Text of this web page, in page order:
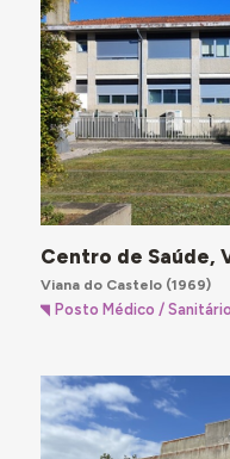
Centro de Saúde,
Viana do Castelo(1969)
Posto Médico /